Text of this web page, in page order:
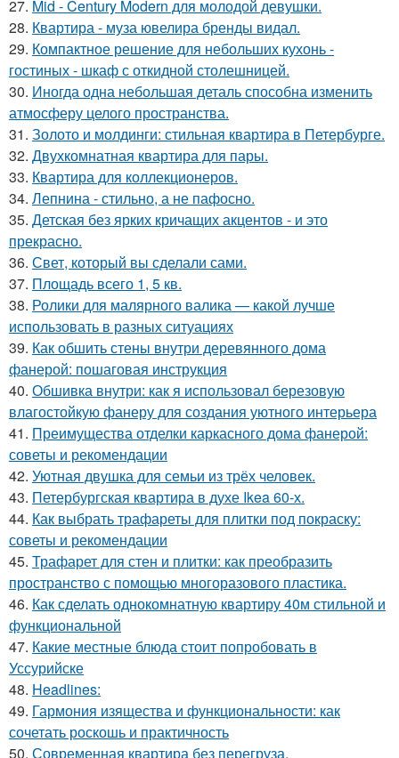
27. Mid - Century Modern для молодой девушки.
28. Квартира - муза ювелира бренды видал.
29. Компактное решение для небольших кухонь -
гостиных - шкаф с откидной столешницей.
30. Иногда одна небольшая деталь способна изменить
атмосферу целого пространства.
31. Золото и молдинги: стильная квартира в Петербурге.
32. Двухкомнатная квартира для пары.
33. Квартира для коллекционеров.
34. Лепнина - стильно, а не пафосно.
35. Детская без ярких кричащих акцентов - и это
прекрасно.
36. Свет, который вы сделали сами.
37. Площадь всего 1, 5 кв.
38. Ролики для малярного валика — какой лучше
использовать в разных ситуациях
39. Как обшить стены внутри деревянного дома
фанерой: пошаговая инструкция
40. Обшивка внутри: как я использовал березовую
влагостойкую фанеру для создания уютного интерьера
41. Преимущества отделки каркасного дома фанерой:
советы и рекомендации
42. Уютная двушка для семьи из трёх человек.
43. Петербургская квартира в духе Ikea 60-х.
44. Как выбрать трафареты для плитки под покраску:
советы и рекомендации
45. Трафарет для стен и плитки: как преобразить
пространство с помощью многоразового пластика.
46. Как сделать однокомнатную квартиру 40м стильной и
функциональной
47. Какие местные блюда стоит попробовать в
Уссурийске
48. Headlines:
49. Гармония изящества и функциональности: как
сочетать роскошь и практичность
50. Современная квартира без перегруза.